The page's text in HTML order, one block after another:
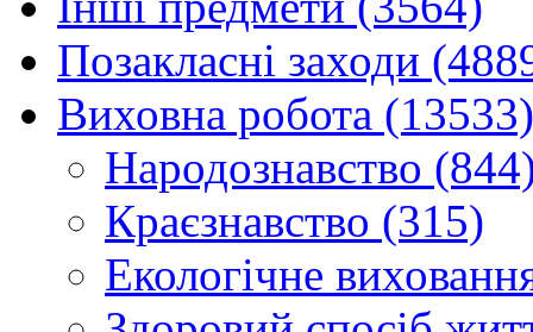
Позакласні заходи
Виховна робота (13533)
Народознавство
Краєзнавство (315)
Екологічне